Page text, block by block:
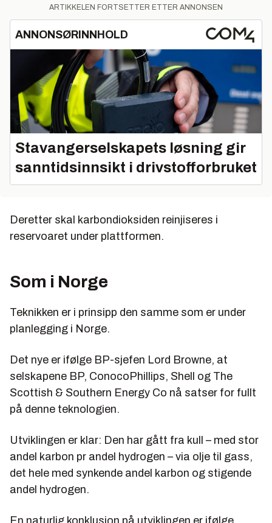
ARTIKKELEN FORTSETTER ETTER ANNONSEN
ANNONSØRINNHOLD
Stavangerselskapets løsning gir
sanntidsinnsikt i drivstofforbruket
Deretter skal karbondioksiden reinjiseres i
reservoaret under plattformen.
Som i Norge
Teknikken er i prinsipp den samme som er under
planlegging i Norge.
Det nye er ifølge BP-sjefen Lord Browne, at
selskapene BP, ConocoPhillips, Shell og The
Scottish & Southern Energy Co nå satser for fullt
på denne teknologien.
Utviklingen er klar: Den har gått fra kull – med stor
andel karbon pr andel hydrogen – via olje til gass,
det hele med synkende andel karbon og stigende
andel hydrogen.